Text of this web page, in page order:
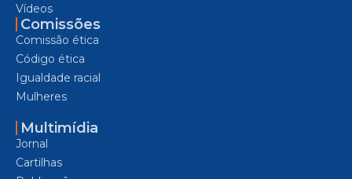
Vídeos
Comissões
Comissão ética
Código ética
Igualdade racial
Mulheres
Multimídia
Jornal
Cartilhas